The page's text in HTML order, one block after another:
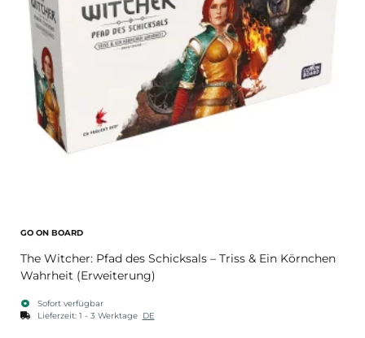
GO ON BOARD
The Witcher: Pfad des Schicksals – Triss & Ein Körnchen
Wahrheit (Erweiterung)
Sofort verfügbar
Lieferzeit: 1 - 3 Werktage DE